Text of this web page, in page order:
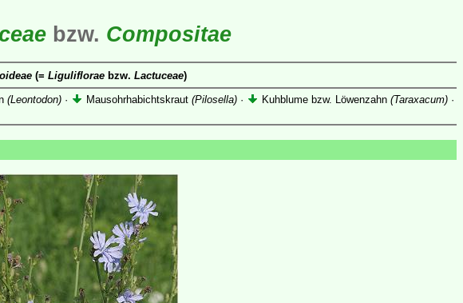
bzw. Compositae
(= Liguliflorae bzw. Lactuceae)
(Leontodon)· Mausohrhabichtskraut (Pilosella)· Kuhblume bzw. Löwenzahn (Taraxacum)·